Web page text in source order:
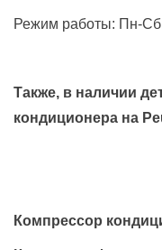
Режим работы: Пн-
Также, в наличии
кондиционера на
Компрессор